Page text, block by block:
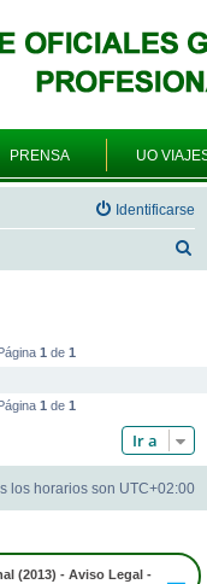
PRENSA UO
Identificarse
1de 1
1de 1
Ir a
los horarios son UTC+02:00
(2013) - Aviso Legal -